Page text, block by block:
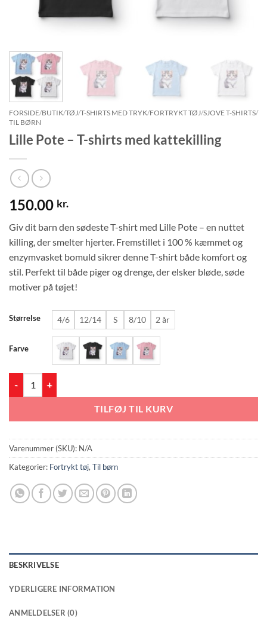
FORSIDE/BUTIK/TØJ/T-SHIRTS MED TRYK/FORTRYKT TØJ/SJOVE T-SHIRTS/
TIL BØRN
Lille Pote – T-shirts med kattekilling
150.00 kr.
Giv dit barn den sødeste T-shirt med Lille Pote – en nuttet
killing, der smelter hjerter. Fremstillet i 100 % kæmmet og
enzymvasket bomuld sikrer denne T-shirt både komfort og
stil. Perfekt til både piger og drenge, der elsker bløde, søde
motiver på tøjet!
Størrelse 4/6 12/14 S 8/10 2 år
Farve
TILFØJ TIL KURV
Varenummer (SKU): N/A
Kategorier: Fortrykt tøj, Til børn
BESKRIVELSE
YDERLIGERE INFORMATION
ANMELDELSER (0)